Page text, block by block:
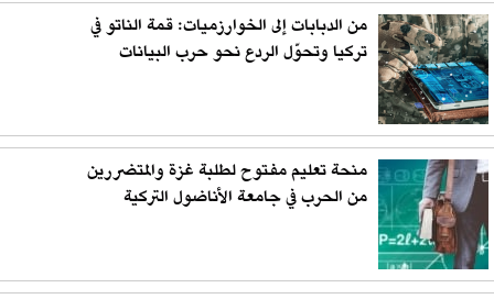
من الدبابات إلى الخوارزميات: قمة الناتو في
تركيا وتحوّل الردع نحو حرب البيانات
منحة تعليم مفتوح لطلبة غزة والمتضررين
من الحرب في جامعة الأناضول التركية